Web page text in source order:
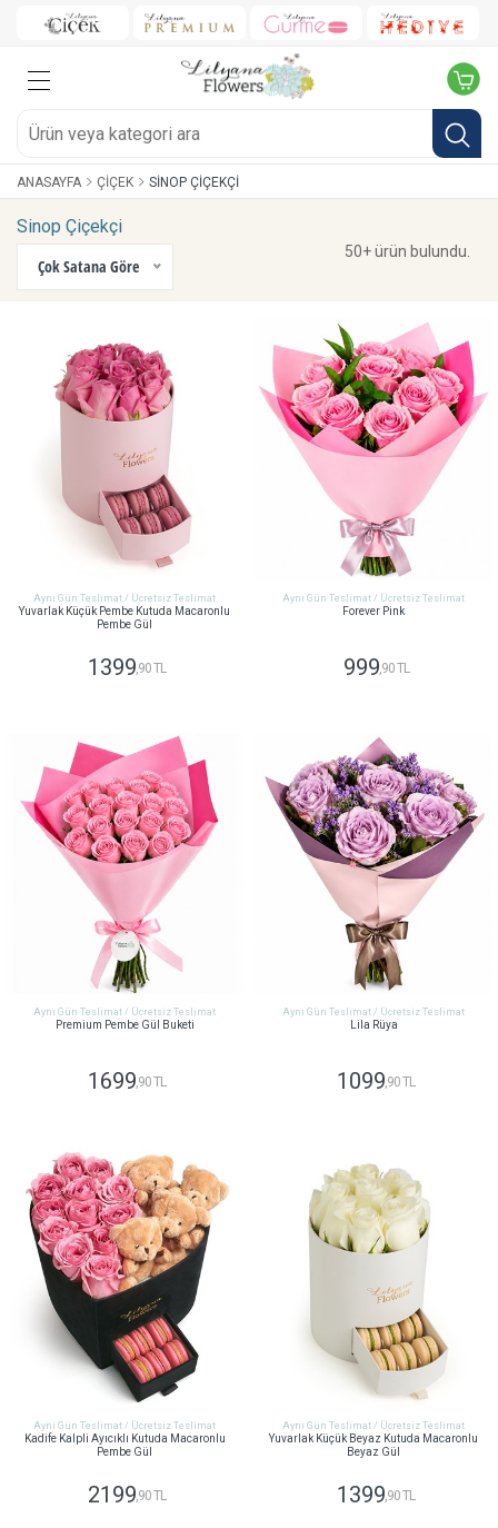
ANASAYFA ÇIÇEK SINOP ÇIÇEKÇI
Sinop Çiçekçi
Çok Satana Göre
50+ ürün bulundu.
Aynı Gün Teslimat / Ücretsiz Teslimat
Yuvarlak Küçük Pembe Kutuda Macaronlu
Pembe Gül
1399 ,90 TL
Aynı Gün Teslimat / Ücretsiz Teslimat
Forever Pink
999,90 TL
Aynı Gün Teslimat / Ücretsiz Teslimat
Premium Pembe Gül Buketi
1699,90 TL
Aynı Gün Teslimat / Ücretsiz Teslimat
Lila Rüya
1099,90 TL
Aynı Gün Teslimat / Ücretsiz Teslimat
Kadife Kalpli Ayıcıklı Kutuda Macaronlu
Pembe Gül
2199,90 TL
Aynı Gün Teslimat / Ücretsiz Teslimat
Yuvarlak Küçük Beyaz Kutuda Macaronlu
Beyaz Gül
1399,90 TL